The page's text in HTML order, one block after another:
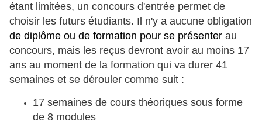
étant limitées, un concours d'entrée permet de
choisir les futurs étudiants. Il n'y a aucune obligation
de diplôme ou de formation pour se présenter au
concours, mais les reçus devront avoir au moins 17
ans au moment de la formation qui va durer 41
semaines et se dérouler comme suit :
17 semaines de cours théoriques sous forme
de 8 modules